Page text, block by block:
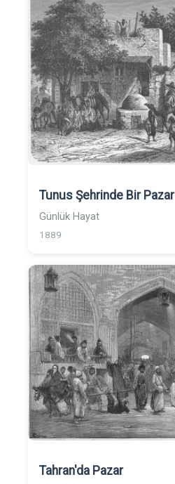
Tunus Şehrinde Bir Pazar
Günlük Hayat
1889
Tahran'da Pazar